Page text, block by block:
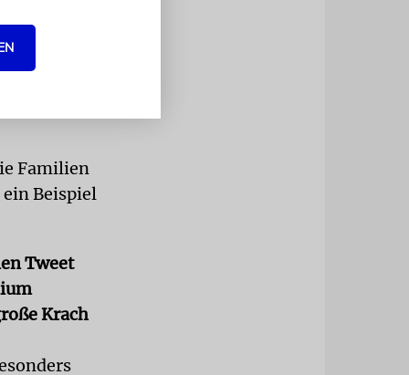
in
Familien
Beispiel
Tweet
Krach